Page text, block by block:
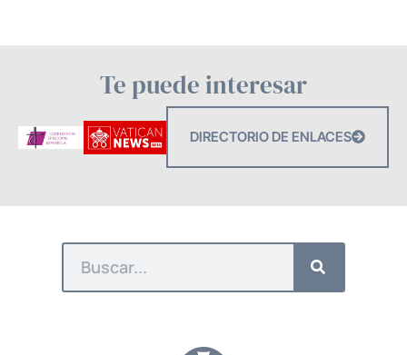
Te puede interesar
DIRECTORIO DE ENLACES